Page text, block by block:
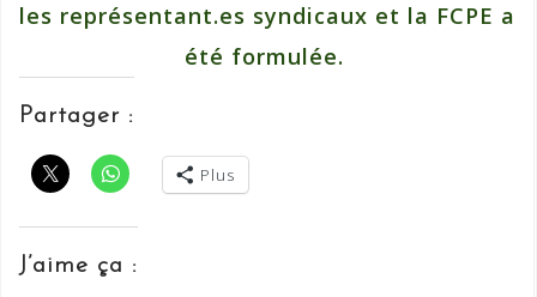
les représentant.es syndicaux et la FCPE a
été formulée.
Partager :
Plus
J’aime ça :